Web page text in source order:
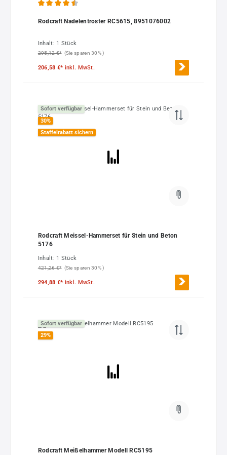
Rodcraft Nadelentroster RC5615, 8951076002
Inhalt: 1 Stück
295,12 €* (Sie sparen 30% )
206,58 €* inkl. MwSt.
Sofort verfügbar
30%
Staffelrabatt sichern
Rodcraft Meissel-Hammerset für Stein und Beton
5176
Inhalt: 1 Stück
421,26 €* (Sie sparen 30% )
294,88 €* inkl. MwSt.
Sofort verfügbar
29%
Rodcraft Meißelhammer Modell RC5195